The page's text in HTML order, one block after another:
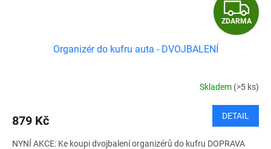
Z
D
R
M
A
ZDARMA
Organizér do kufru auta - DVOJBALENÍ
Skladem (>5 ks)
879 Kč DETAIL
NYNÍ AKCE: Ke koupi dvojbalení organizérů do kufru DOPRAVA